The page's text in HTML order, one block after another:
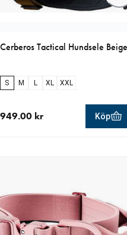
Cerberos Tactical Hundsele Beige
S M L XL XXL
949.00 kr Köp